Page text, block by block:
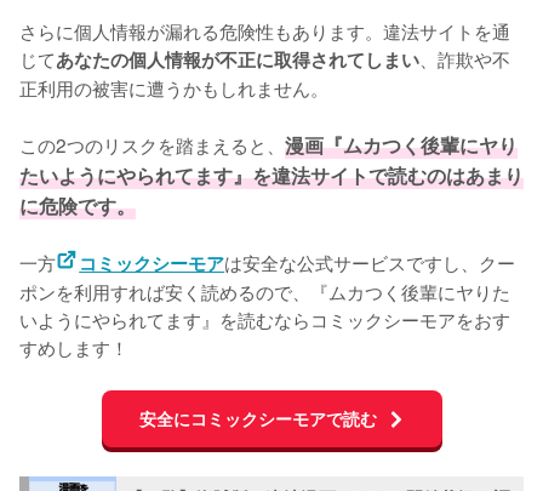
さらに個人情報が漏れる危険性もあります。違法サイトを通
じてあなたの個人情報が不正に取得されてしまい 、詐欺や不
正利用の被害に遭うかもしれません。
この2つのリスクを踏まえると、 漫画『ムカつく後輩にヤり
たいようにやられてます』を違法サイトで読むのはあまり
に危険です。
一方 コミックシーモアは安全な公式サービスですし、クー
ポンを利用すれば安く読めるので、『ムカつく後輩にヤりた
いようにやられてます』を読むならコミックシーモアをおす
すめします！
安全にコミックシーモアで読む